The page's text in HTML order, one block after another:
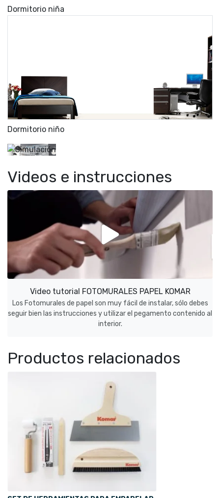
Dormitorio niña
Dormitorio niño
Videos e instrucciones
Video tutorial FOTOMURALES PAPEL KOMAR
Los Fotomurales de papel son muy fácil de instalar, sólo debes
seguir bien las instrucciones y utilizar el pegamento contenido al
interior.
Productos relacionados